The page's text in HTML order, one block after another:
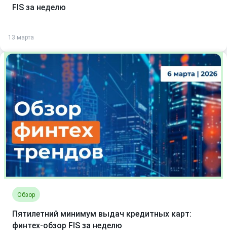
FIS за неделю
13 марта
Обзор
Пятилетний минимум выдач кредитных карт:
финтех-обзор FIS за неделю